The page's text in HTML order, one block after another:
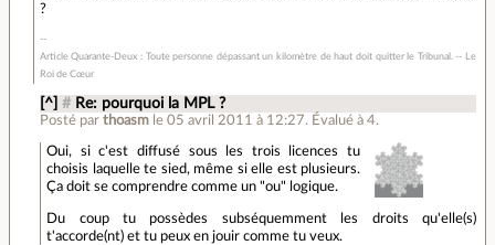
?
Article Quarante-Deux : Toute personne dépassant un kilomètre de haut doit quitter le Tribunal. -- Le
Roi de Cœur
[^] # Re: pourquoi la MPL ?
Posté parthoasm le 05 avril 2011 à 12:27. Évalué à4.
Oui, si c'est diffusé sous les trois licences tu
choisis laquelle te sied, même si elle est plusieurs.
Ça doit se comprendre comme un "ou" logique.
Du coup tu possèdes subséquemment les droits qu'elle(s)
t'accorde(nt) et tu peux en jouir comme tu veux.